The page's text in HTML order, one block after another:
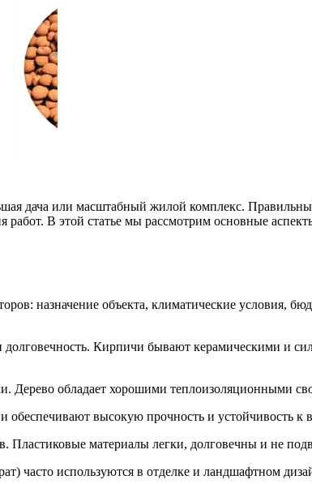
дача или масштабный жилой комплекс.
В этой статье мы рассмотрим основные
назначение объекта, климатические условия,
Кирпичи бывают керамическими и
Дерево обладает хорошими теплоизоляционными
высокую прочность и устойчивость к
Пластиковые материалы легки, долговечны и не
часто используются в отделке и ландшафтном